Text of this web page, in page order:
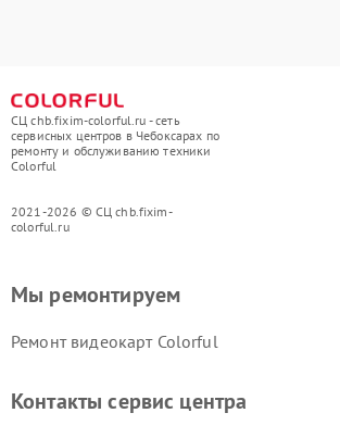
СЦ chb.fixim-colorful.ru - сеть
сервисных центров в Чебоксарах по
ремонту и обслуживанию техники
Colorful
2021-2026 © СЦ chb.fixim-
colorful.ru
Мы ремонтируем
Ремонт видеокарт Colorful
Контакты сервис центра